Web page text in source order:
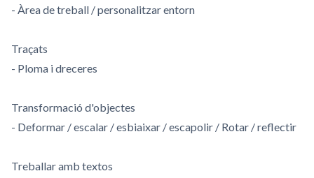
- Àrea de treball / personalitzar entorn
Traçats
- Ploma i dreceres
Transformació d'objectes
- Deformar / escalar / esbiaixar / escapolir / Rotar / reflectir
Treballar amb textos